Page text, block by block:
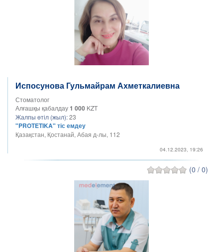
Испосунова Гульмайрам Ахметкалиевна
Стоматолог
Алғашқы қабалдау1 000 KZT
Жалпы өтіл (жыл):23
"PROTETIKA" тіс емдеу
Қазақстан, Қостанай, Абая д-лы, 112
04.12.2023, 19:26
(0 / 0)